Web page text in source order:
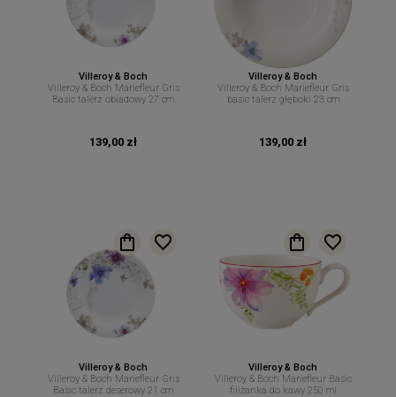
Villeroy & Boch
Villeroy & Boch Mariefleur Gris
Basic talerz obiadowy 27 cm
139,00 zł
Villeroy & Boch
Villeroy & Boch Mariefleur Gris
basic talerz głęboki 23 cm
139,00 zł
Villeroy & Boch
Villeroy & Boch Mariefleur Gris
Basic talerz deserowy 21 cm
Villeroy & Boch
Villeroy & Boch Mariefleur Basic
filiżanka do kawy 250 ml